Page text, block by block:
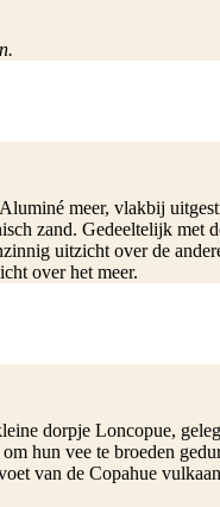
meer, vlakbij
zand. Gedeeltelijk met
uitzicht over de
over het meer.
dorpje Loncopue,
hun vee te broeden
van de Copahue